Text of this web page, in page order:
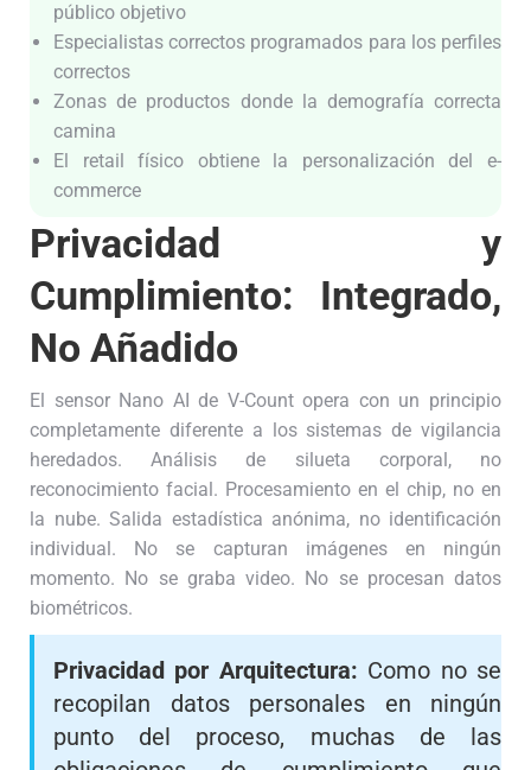
público objetivo
Especialistas correctos programados para los perfiles
correctos
Zonas de productos donde la demografía correcta
camina
El retail físico obtiene la personalización del e-
commerce
Privacidad y
Cumplimiento: Integrado,
No Añadido
El sensor Nano AI de V-Count opera con un principio
completamente diferente a los sistemas de vigilancia
heredados. Análisis de silueta corporal, no
reconocimiento facial. Procesamiento en el chip, no en
la nube. Salida estadística anónima, no identificación
individual. No se capturan imágenes en ningún
momento. No se graba video. No se procesan datos
biométricos.
Privacidad por Arquitectura: Como no se
recopilan datos personales en ningún
punto del proceso, muchas de las